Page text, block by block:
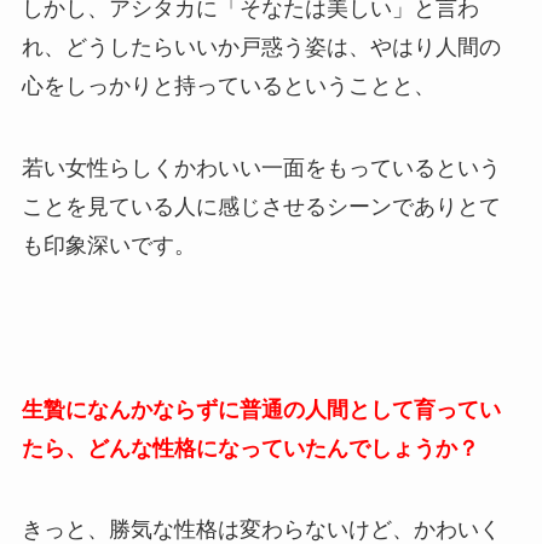
しかし、 アシタカに「そなたは美しい」と言わ
れ、どうしたらいいか戸惑う姿は、やはり人間の
心をしっかりと持っている ということと、
若い女性らしくかわいい一面をもっているという
ことを見ている人に感じさせるシーンでありとて
も印象深いです。
生贄になんかならずに普通の人間として育ってい
たら、どんな性格になっていたんでしょうか？
きっと、勝気な性格は変わらないけど、かわいく